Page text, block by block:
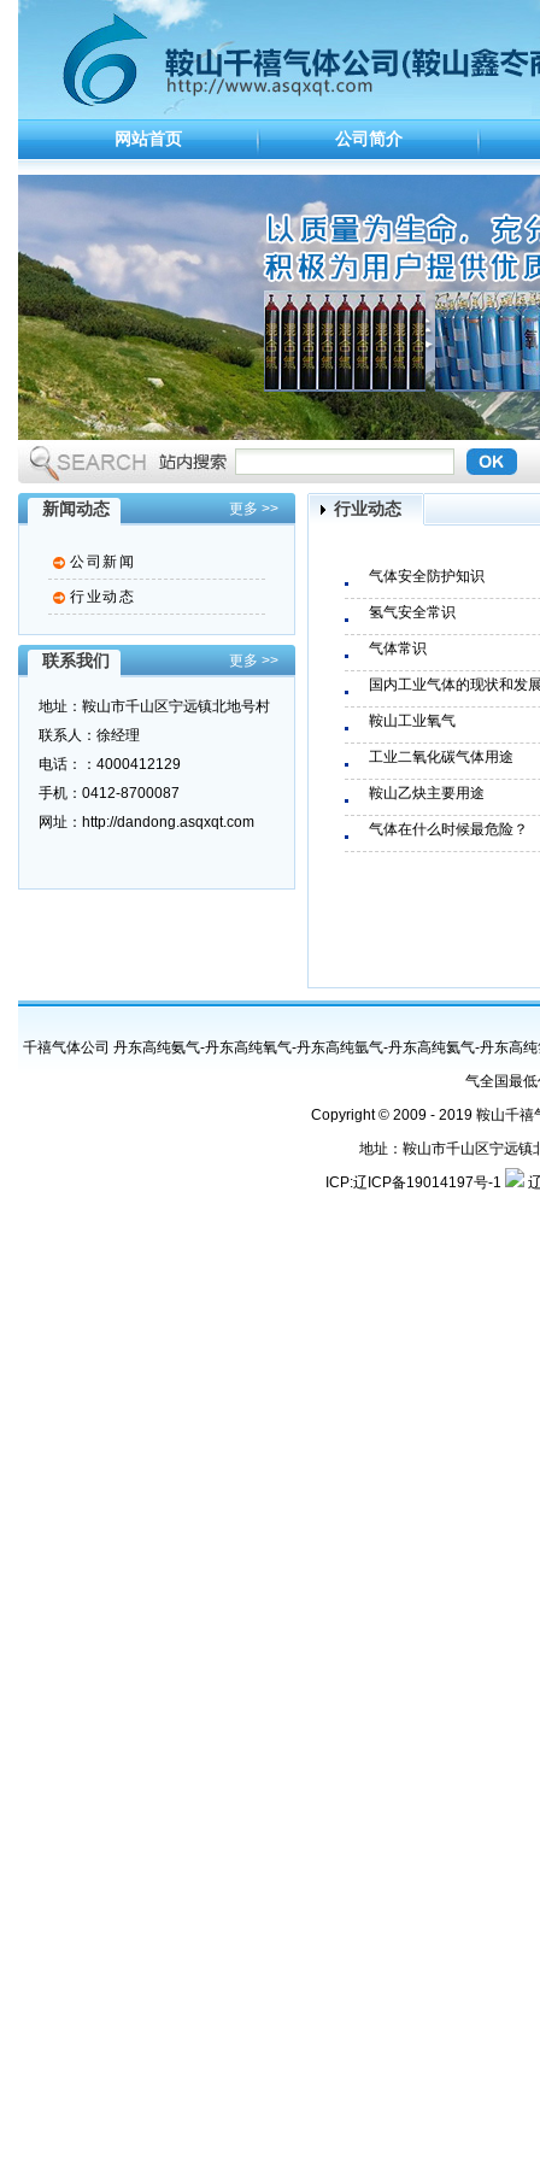
网站首页 公司简介
新闻动态 更多 >>
公司新闻
行业动态
联系我们 更多 >>
地址：鞍山市千山区宁远镇北地号村
联系人：徐经理
电话：：4000412129
手机：0412-8700087
网址：http://dandong.asqxqt.com
行业动态
气体安全防护知识
氢气安全常识
气体常识
国内工业气体的现状和发
鞍山工业氧气
工业二氧化碳气体用途
鞍山乙炔主要用途
气体在什么时候最危险？
千禧气体公司 丹东高纯氨气-丹东高纯氧气-丹东高纯氩气-丹东高纯氦气-丹东高
气全国最
Copyright © 2009 - 2019 鞍山千禧
地址：鞍山市千山区宁远
ICP:辽ICP备19014197号-1